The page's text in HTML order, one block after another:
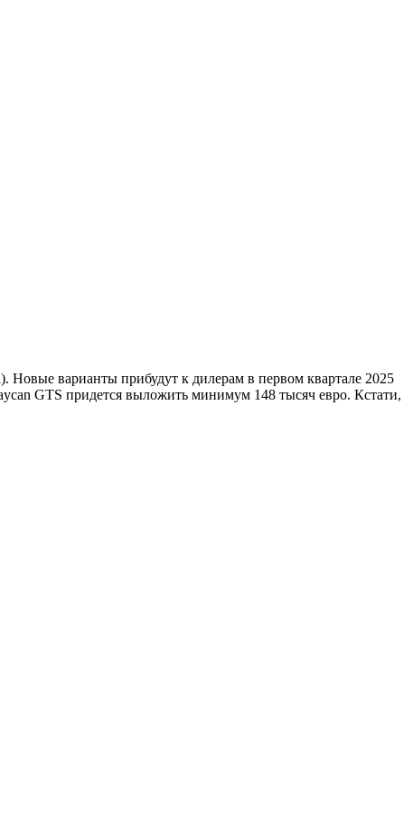
Новые варианты прибудут к дилерам в первом квартале 2025
GTS придется выложить минимум 148 тысяч евро. Кстати,